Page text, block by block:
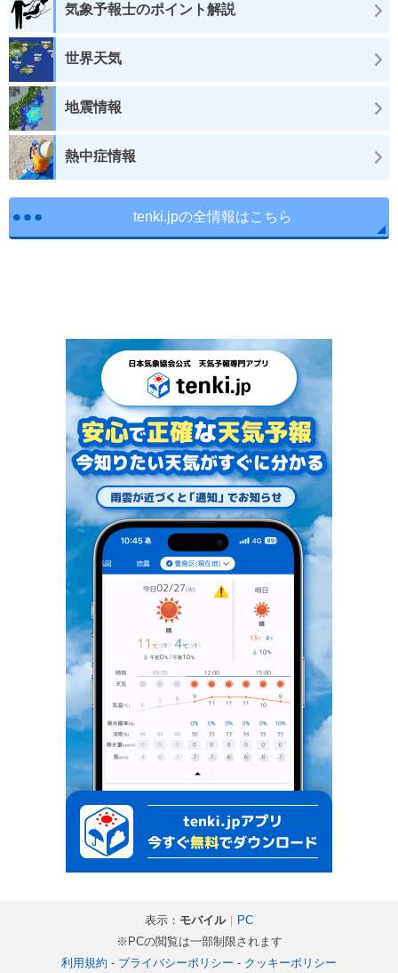
気象予報士のポイント解説
世界天気
地震情報
熱中症情報
tenki.jpの全情報はこちら
表示： モバイル｜ PC
※PCの閲覧は一部制限されます
利用規約 - プライバシーポリシー - クッキーポリシー